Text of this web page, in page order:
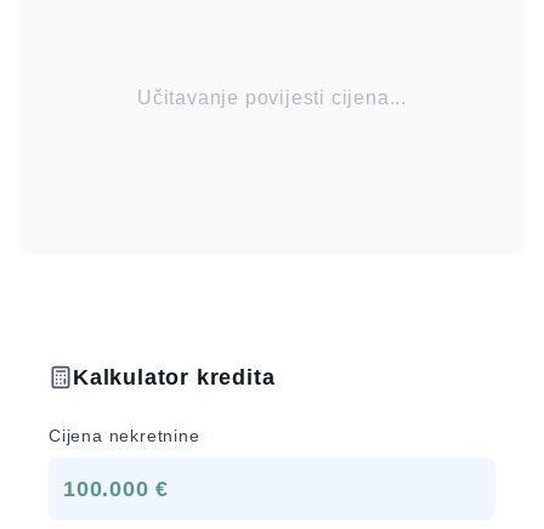
Učitavanje povijesti cijena...
Kalkulator kredita
Cijena nekretnine
100.000 €